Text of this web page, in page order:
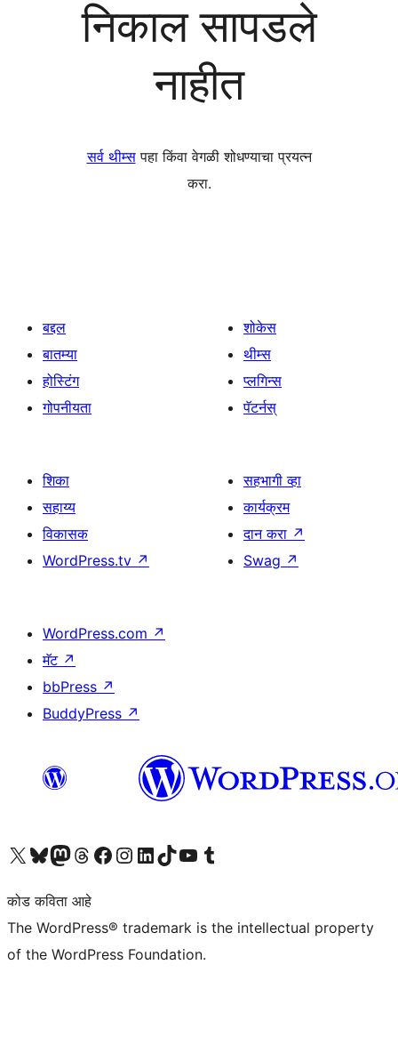
निकाल सापडले
नाहीत
सर्व थीम्सपहा किंवा वेगळी शोधण्याचा प्रयत्न
करा.
बद्दल
बातम्या
होस्टिंग
गोपनीयता
शोकेस
थीम्स
प्लगिन्स
पॅटर्नस्
शिका
सहाय्य
विकासक
WordPress.tv ↗
सहभागी व्हा
कार्यक्रम
दान करा ↗
Swag ↗
WordPress.com ↗
मॅट ↗
bbPress ↗
BuddyPress ↗
आमच्या X (एक्स) (पूर्वीचे ट्विटर) खात्याला भेट द्या आमच्या ब्लूस्की खात्याला भेट द्या.आमच्या Mastodon खात्याला भेट द्या.आमच्या थ्रेड्स खात्याला भेट द्या. आमच्या फेसबुक पेजला भेट द्या आमच्या इंस्टाग्राम खात्याला भेट द्या आमच्या लिंक्डइन खात्याला भेट द्या आमच्या टिकटॉक अकाउंटला भेट द्या.आमच्या यूट्यूब चॅनेलला भेट द्या आमच्या टंबलर खात्याला भेट द्या.
कोड कविता आहे
The WordPress® trademark is the intellectual property
of the WordPress Foundation.